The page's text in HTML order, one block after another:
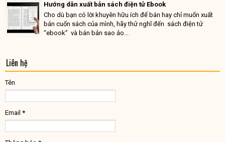
Hướng dẫn xuất bản sách điện tử Ebook
Cho dù bạn có lời khuyên hữu ích để bán hay chỉ muốn xuất
bản cuốn sách của mình, hãy thử nghĩ đến sách điện tử
“ebook” và bán bản sao ảo...
Liên hệ
Tên
Email *